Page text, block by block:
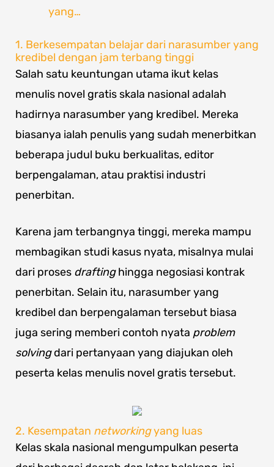
yang…
1. Berkesempatan belajar dari narasumber yang
kredibel dengan jam terbang tinggi
Salah satu keuntungan utama ikut kelas
menulis novel gratis skala nasional adalah
hadirnya narasumber yang kredibel. Mereka
biasanya ialah penulis yang sudah menerbitkan
beberapa judul buku berkualitas, editor
berpengalaman, atau praktisi industri
penerbitan.
Karena jam terbangnya tinggi, mereka mampu
membagikan studi kasus nyata, misalnya mulai
dari proses draftinghingga negosiasi kontrak
penerbitan. Selain itu, narasumber yang
kredibel dan berpengalaman tersebut biasa
juga sering memberi contoh nyata problem
solvingdari pertanyaan yang diajukan oleh
peserta kelas menulis novel gratis tersebut.
2. Kesempatan networkingyang luas
Kelas skala nasional mengumpulkan peserta